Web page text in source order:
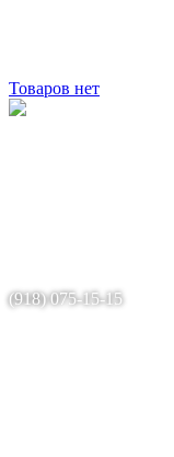
Товаров нет
(918) 075-15-15